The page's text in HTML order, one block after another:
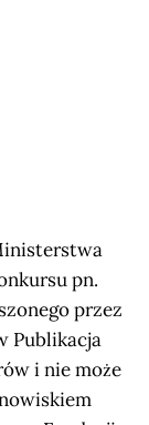
pn.
przez
Publikacja
i nie może